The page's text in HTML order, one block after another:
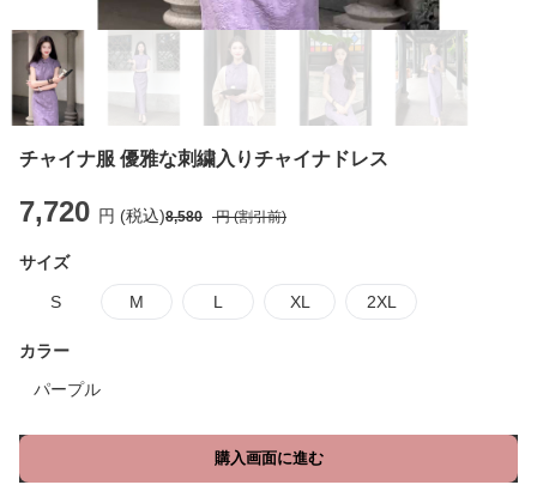
チャイナ服 優雅な刺繍入りチャイナドレス
7,720 円 (税込)8,580 円 (割引前)
サイズ
S M L XL 2XL
カラー
パープル
購入画面に進む